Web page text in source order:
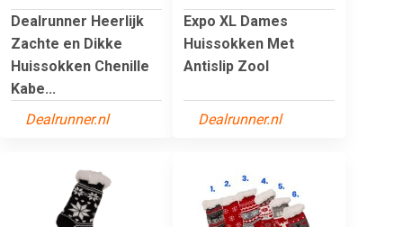
Dealrunner Heerlijk
Zachte en Dikke
Huissokken Chenille
Kabe...
Dealrunner.nl
Expo XL Dames
Huissokken Met
Antislip Zool
Dealrunner.nl